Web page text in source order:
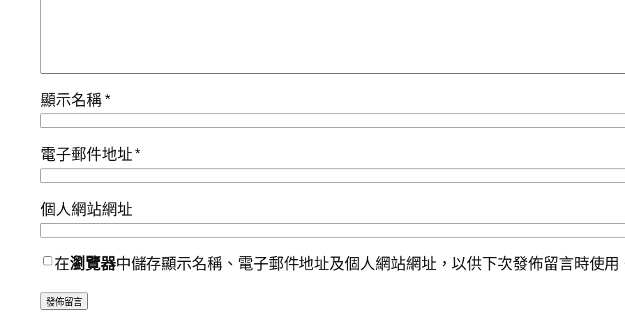
顯示名稱*
電子郵件地址*
個人網站網址
在瀏覽器中儲存顯示名稱、電子郵件地址及個人網站網址，以供下次發佈留言時使用